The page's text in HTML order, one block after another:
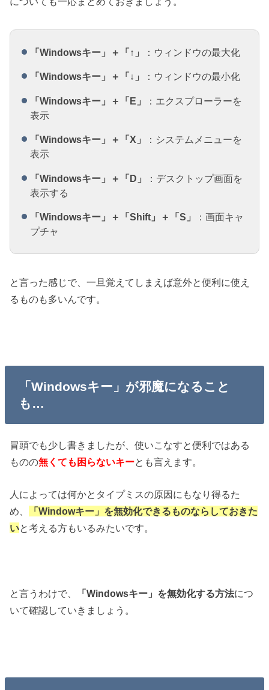
「Windowsキー」＋「↑」 ：ウィンドウの最大化
「Windowsキー」＋「↓」 ：ウィンドウの最小化
「Windowsキー」＋「E」
：エクスプローラーを
表示
「Windowsキー」＋「X」
：システムメニューを
表示
「Windowsキー」＋「D」
：デスクトップ画面を
表示する
「Windowsキー」＋「Shift」＋「S」
：画面キャ
プチャ
と言った感じで、一旦覚えてしまえば意外と便利に使え
るものも多いんです。
「Windowsキー」が邪魔になること
も…
冒頭でも少し書きましたが、使いこなすと便利ではある
ものの無くても困らないキーとも言えます。
人によっては何かとタイプミスの原因にもなり得るた
め、
「Windowキー」を無効化できるものならしておきた
いと考える方もいるみたいです。
と言うわけで、 「Windowsキー」を無効化する方法につ
いて確認していきましょう。